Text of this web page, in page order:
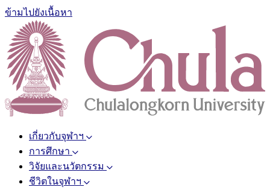
ข้ามไปยังเนื้อหา
เกี่ยวกับจุฬาฯ
การศึกษา
วิจัยและนวัตกรรม
ชีวิตในจุฬาฯ